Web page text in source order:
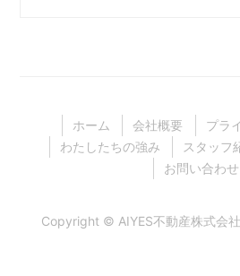
ホーム 会社概要
プラ
わたしたちの強み
スタッフ
お問い合わせ
Copyright © AIYES不動産株式会社